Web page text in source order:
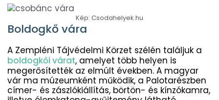
Kép: Csodahelyek.hu
Boldogkő vára
A Zempléni Tájvédelmi Körzet szélén találjuk a
boldogkői várat, amelyet több helyen is
megerősítették az elmúlt években. A magyar
vár ma múzeumként működik, a Palotarészben
címer- és zászlókiállítás, börtön- és kínzókamra,